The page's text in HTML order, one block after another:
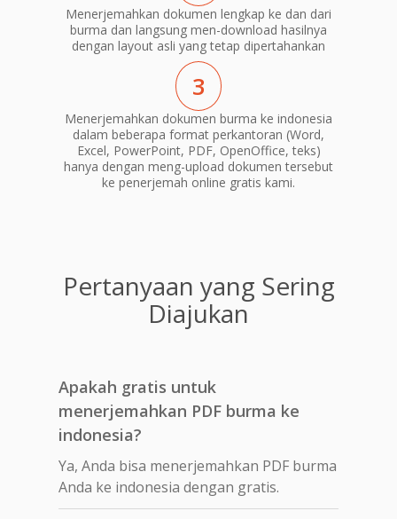
Menerjemahkan dokumen lengkap ke dan dari
burma dan langsung men-download hasilnya
dengan layout asli yang tetap dipertahankan
3
Menerjemahkan dokumen burma ke indonesia
dalam beberapa format perkantoran (Word,
Excel, PowerPoint, PDF, OpenOffice, teks)
hanya dengan meng-upload dokumen tersebut
ke penerjemah online gratis kami.
Pertanyaan yang Sering
Diajukan
Apakah gratis untuk
menerjemahkan PDF burma ke
indonesia?
Ya, Anda bisa menerjemahkan PDF burma
Anda ke indonesia dengan gratis.